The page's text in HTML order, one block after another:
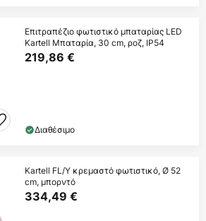
Επιτραπέζιο φωτιστικό μπαταρίας LED
Kartell Μπαταρία, 30 cm, ροζ, IP54
219,86 €
Διαθέσιμο
Kartell FL/Y κρεμαστό φωτιστικό, Ø 52
cm, μπορντό
334,49 €